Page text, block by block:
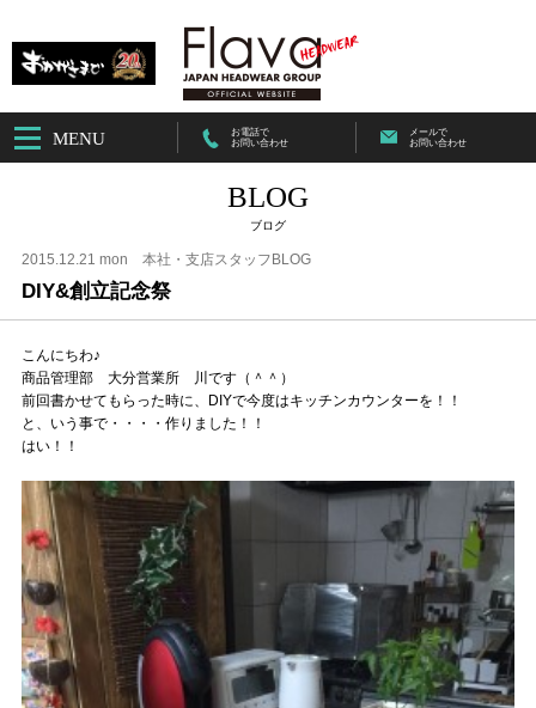
MENU
お電話で
お問い合わせ
メールで
お問い合わせ
BLOG
ブログ
2015.12.21 mon 本社・支店スタッフBLOG
DIY&創立記念祭
こんにちわ♪
商品管理部 大分営業所 川です（＾＾）
前回書かせてもらった時に、DIYで今度はキッチンカウンターを！！
と、いう事で・・・・作りました！！
はい！！